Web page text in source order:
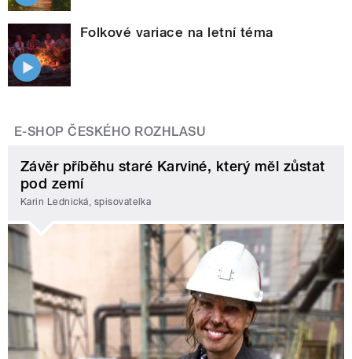
Folkové variace na letní téma
E-SHOP ČESKÉHO ROZHLASU
Závěr příběhu staré Karviné, který měl zůstat
pod zemí
Karin Lednická, spisovatelka